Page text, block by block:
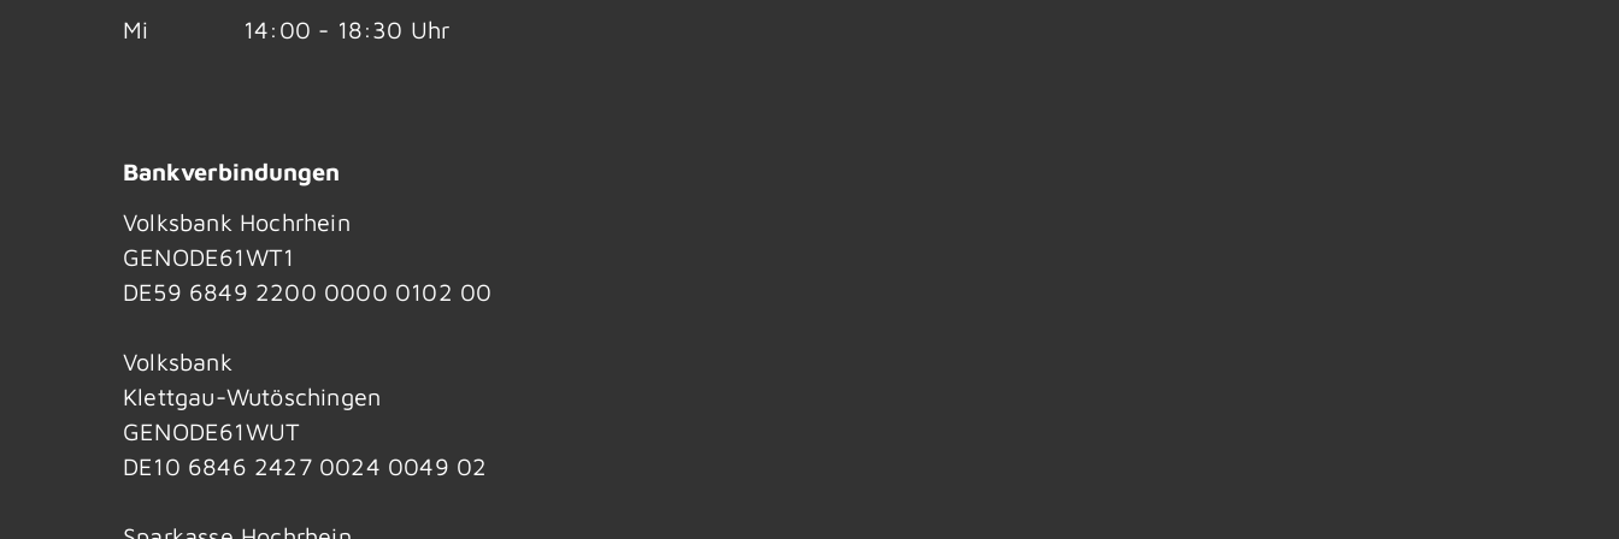
Mi 14:00 - 18:30 Uhr
Bankverbindungen
Volksbank Hochrhein
GENODE61WT1
DE59 6849 2200 0000 0102 00
Volksbank
Klettgau-Wutöschingen
GENODE61WUT
DE10 6846 2427 0024 0049 02